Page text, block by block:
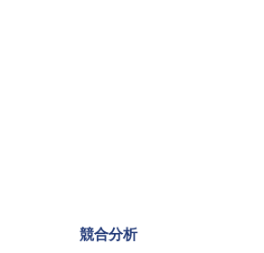
競合分析